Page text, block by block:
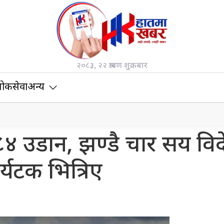
२०८३, २२ श्रावण शुक्रबार
अन्य
उडान, झण्डै चार सय
भित्रिए